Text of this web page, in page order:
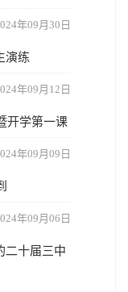
年09月30日
演练
年09月12日
开学第一课
年09月09日
年09月06日
二十届三中